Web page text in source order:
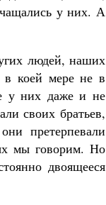
у них. А
людей, наших
в коей мере не в
у них даже и не
своих братьев,
претерпевали
мы говорим. Но
двоящееся